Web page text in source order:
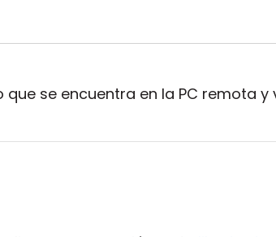
se encuentra en la PC remota y